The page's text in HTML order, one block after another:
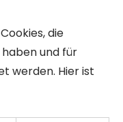
die
und für
werden. Hier ist